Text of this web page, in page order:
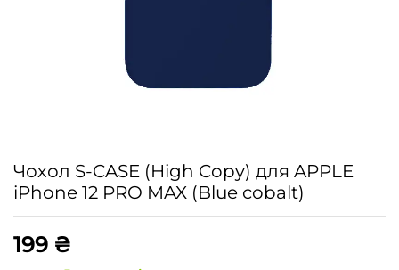
Чохол S-CASE (High Copy) для APPLE
iPhone 12 PRO MAX (Blue cobalt)
199 ₴